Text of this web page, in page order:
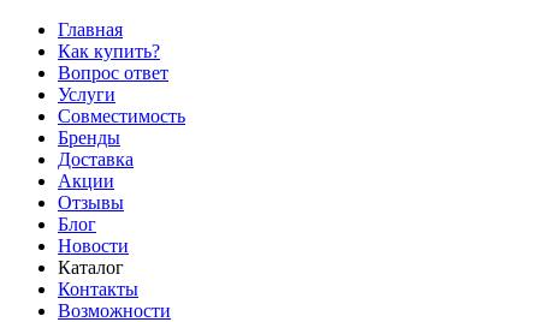
Главная
Как купить?
Вопрос ответ
Услуги
Совместимость
Бренды
Доставка
Акции
Отзывы
Блог
Новости
Каталог
Контакты
Возможности